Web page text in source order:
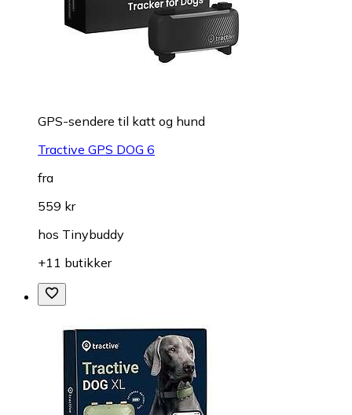
GPS-sendere til katt og hund
Tractive GPS DOG 6
fra
559 kr
hos Tinybuddy
+11 butikker